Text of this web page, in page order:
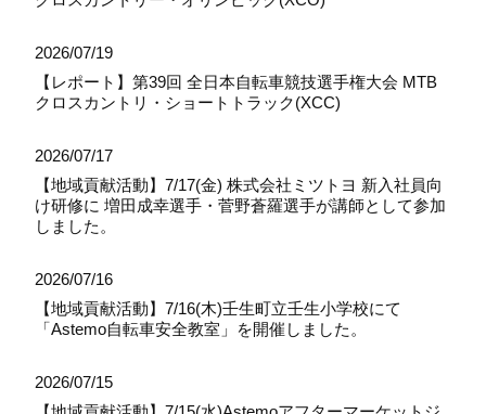
2026/07/19
【レポート】第39回 全日本自転車競技選手権大会 MTB
クロスカントリ・ショートトラック(XCC)
2026/07/17
【地域貢献活動】7/17(金) 株式会社ミツトヨ 新入社員向
け研修に 増田成幸選手・菅野蒼羅選手が講師として参加
しました。
2026/07/16
【地域貢献活動】7/16(木)壬生町立壬生小学校にて
「Astemo自転車安全教室」を開催しました。
2026/07/15